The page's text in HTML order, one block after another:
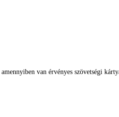
amennyiben van érvényes szövetségi